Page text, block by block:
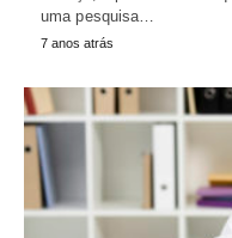
uma pesquisa…
7 anos atrás